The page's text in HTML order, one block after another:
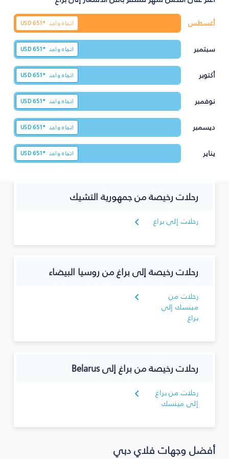
أغسطس اتجاه واحد USD651*
سبتمبر اتجاه واحد USD651*
أكتوبر اتجاه واحد USD651*
نوفمبر اتجاه واحد USD651*
ديسمبر اتجاه واحد USD651*
يناير اتجاه واحد USD651*
رحلات رخيصة من جمهورية التشيك
رحلات إلى براغ
رحلات رخيصة إلى براغ من روسيا البيضاء
رحلات من
مينسك إلى
براغ
رحلات رخيصة من براغ إلى Belarus
رحلات من براغ
إلى مينسك
أفضل وجهات فلاي دبي